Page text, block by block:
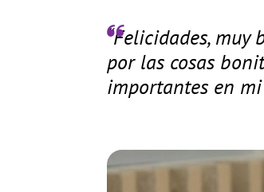
“Felicidades, muy
por las cosas
importantes en